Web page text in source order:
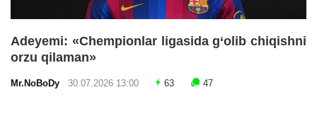
Adeyemi: «Chempionlar ligasida g‘olib chiqishni
orzu qilaman»
Mr.NoBoDy 30.07.2026 13:00 63 47